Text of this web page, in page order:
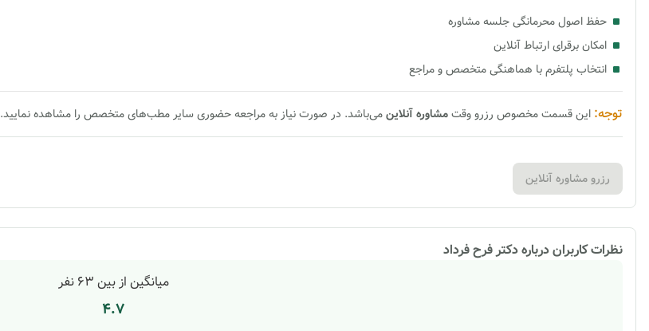
حفظ اصول محرمانگی جلسه مشاوره
امکان برقرای ارتباط آنلاین
انتخاب پلتفرم با هماهنگی متخصص و مراجع
توجه: این قسمت مخصوص رزرو وقتمشاورهآنلاینمی‌باشد. در صورت نیاز به مراجعه حضوری سایر مطب‌های متخصص را مشاهده نمایید.
رزرو مشاوره آنلاین
نظرات کاربران دربارهدکتر فرح فرداد
میانگین از بین 63 نفر
4.7